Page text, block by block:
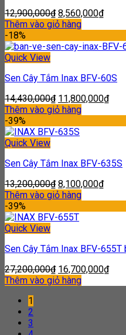
12,900,000₫ 8,560,000₫
Thêm vào giỏ hàng
-18%
Quick View
Sen Cây Tắm Inax BFV-60S
14,430,000₫ 11,800,000₫
Thêm vào giỏ hàng
-39%
Quick View
Sen Cây Tắm Inax BFV-635S
13,200,000₫ 8,100,000₫
Thêm vào giỏ hàng
-39%
Quick View
Sen Cây Tắm Inax BFV-
27,200,000₫ 16,700,000₫
Thêm vào giỏ hàng
1
2
3